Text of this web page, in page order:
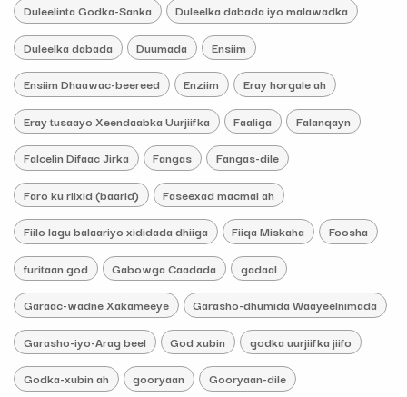
Duleelinta Godka-Sanka Duleelka dabada iyo malawadka
Duleelka dabada Duumada Ensiim
Ensiim Dhaawac-beereed Enziim Eray horgale ah
Eray tusaayo Xeendaabka Uurjiifka Faaliga Falanqayn
Falcelin Difaac Jirka Fangas Fangas-dile
Faro ku riixid (baarid) Faseexad macmal ah
Fiilo lagu balaariyo xididada dhiiga Fiiqa Miskaha Foosha
furitaan god Gabowga Caadada gadaal
Garaac-wadne Xakameeye Garasho-dhumida Waayeelnimada
Garasho-iyo-Arag beel God xubin godka uurjiifka jiifo
Godka-xubin ah gooryaan Gooryaan-dile